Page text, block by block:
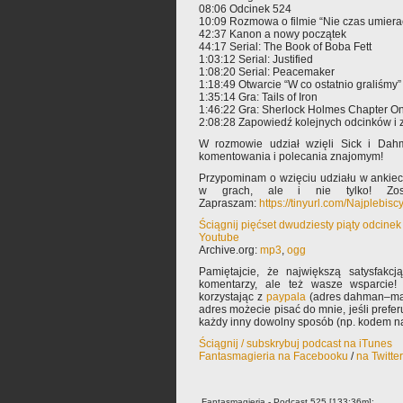
08:06 Odcinek 524
10:09 Rozmowa o filmie “Nie czas
42:37 Kanon a nowy początek
44:17 Serial: The Book of Boba Fett
1:03:12 Serial: Justified
1:08:20 Serial: Peacemaker
1:18:49 Otwarcie “W co ostatnio
1:35:14 Gra: Tails of Iron
1:46:22 Gra: Sherlock Holmes Chapter
2:08:28 Zapowiedź kolejnych odcinków i
W rozmowie udział wzięli Sick i
komentowania i polecania znajomym!
Przypominam o wzięciu udziału w
w grach, ale i nie tylko!
Zapraszam: https://tinyurl.com/
Ściągnij pięćset dwudziesty piąty
Youtube
Archive.org: mp3, ogg
Pamiętajcie, że największą
komentarzy, ale też wasze
korzystając z paypala(adres
adres możecie pisać do mnie, jeśli
każdy inny dowolny sposób (np. kodem
Ściągnij / subskrybuj podcast na iTunes
Fantasmagieria na Facebooku /na